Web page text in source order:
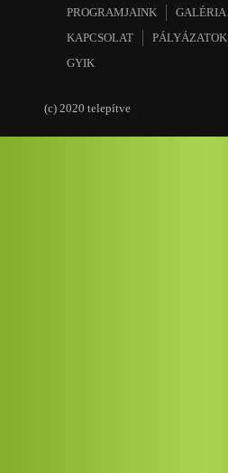
PROGRAMJAINK
GALÉRIA
KAPCSOLAT
PÁLYÁZATOK
GYIK
(c) 2020 telepítve